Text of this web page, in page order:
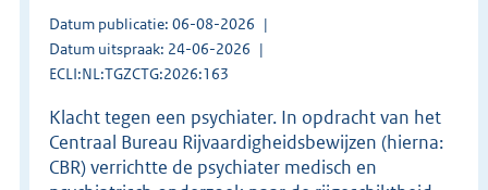
Datum publicatie: 06-08-2026
Datum uitspraak: 24-06-2026
ECLI:NL:TGZCTG:2026:163
Klacht tegen een psychiater. In opdracht van het
Centraal Bureau Rijvaardigheidsbewijzen (hierna:
CBR) verrichtte de psychiater medisch en